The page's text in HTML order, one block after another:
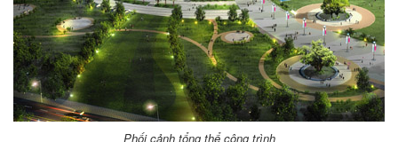
Phối cảnh tổng thể công trình